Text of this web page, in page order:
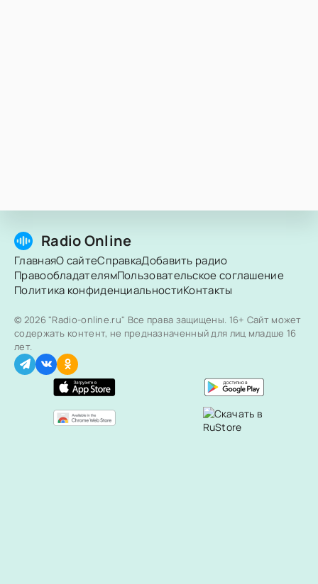
Radio Online
ГлавнаяО сайтеСправкаДобавить радио
ПравообладателямПользовательское соглашение
Политика конфиденциальностиКонтакты
© 2026 "Radio-online.ru" Все права защищены. 16+ Сайт может
содержать контент, не предназначенный для лиц младше 16
лет.